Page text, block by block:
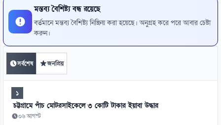
মন্তব্য বৈশিষ্ট্য বন্ধ রয়েছে
বর্তমানে মন্তব্য বৈশিষ্ট্য নিষ্ক্রিয় করা হয়েছে। অনুগ্রহ করে পরে আবার চেষ্টা
করুন।
সর্বশেষ জনপ্রিয়
১
চট্টগ্রামে পাঁচ মোটরসাইকেলে ৩ কোটি টাকার ইয়াবা উদ্ধার
০৬ আগস্ট